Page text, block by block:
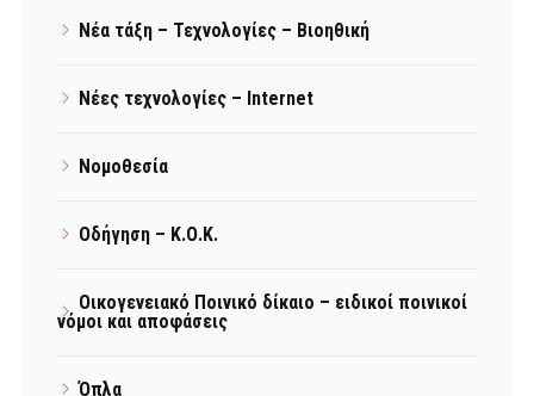
Νέα τάξη – Τεχνολογίες – Βιοηθική
Νέες τεχνολογίες – Internet
Νομοθεσία
Οδήγηση – Κ.Ο.Κ.
Οικογενειακό Ποινικό δίκαιο – ειδικοί ποινικοί
νόμοι και αποφάσεις
Όπλα